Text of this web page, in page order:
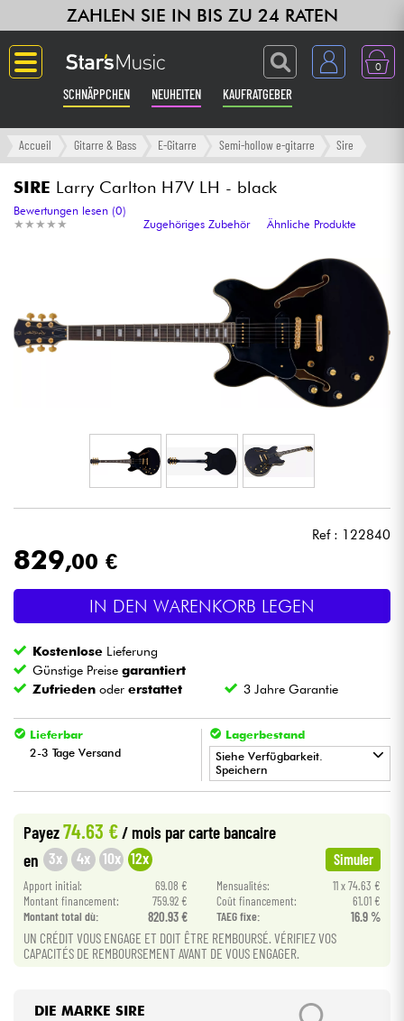
ZAHLEN SIE IN BIS ZU 24 RATEN
0
SCHNÄPPCHEN NEUHEITEN KAUFRATGEBER
Langue
Gitarre & Bass
Verstärker & Effekte
Synths & samplers
Mikros
Live-Sound
Licht
Drums
Violinen & Quartett
Kabel & Zubehöre
HiFi
Bundle
Accueil Gitarre & Bass E-Gitarre Semi-hollow e-gitarre Sire
SIRE Larry Carlton H7V LH - black
★ ★ ★ ★ ★
★ ★ ★ ★ ★
Bewertungen lesen (0)
Zugehöriges Zubehör
Ähnliche Produkte
Ref : 122840
829,00 €
IN DEN WARENKORB LEGEN
Kostenlose Lieferung
Günstige Preisegarantiert
Zufrieden odererstattet 3 Jahre Garantie
Lieferbar
2-3 Tage Versand
Lagerbestand
Siehe Verfügbarkeit.
Speichern
Payez74.63 €/ mois par carte bancaire
en 3x 4x 10x 12x Simuler
Apport initial: 69.08 € Mensualités:
11 x 74.63 €
Montant financement:
759.92 € Coût financement:
61.01 €
Montant total dù:
820.93 € TAEG fixe: 16.9 %
UN CRÉDIT VOUS ENGAGE ET DOIT ÊTRE REMBOURSÉ. VÉRIFIEZ VOS
CAPACITÉS DE REMBOURSEMENT AVANT DE VOUS ENGAGER.
DIE MARKE SIRE